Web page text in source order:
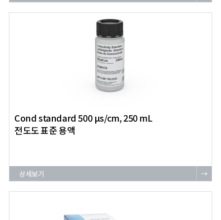
Cond standard 500 μs/cm, 250 mL
전도도 표준 용액
상세보기 →